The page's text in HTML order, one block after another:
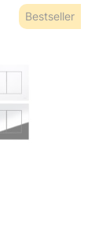
Bestseller